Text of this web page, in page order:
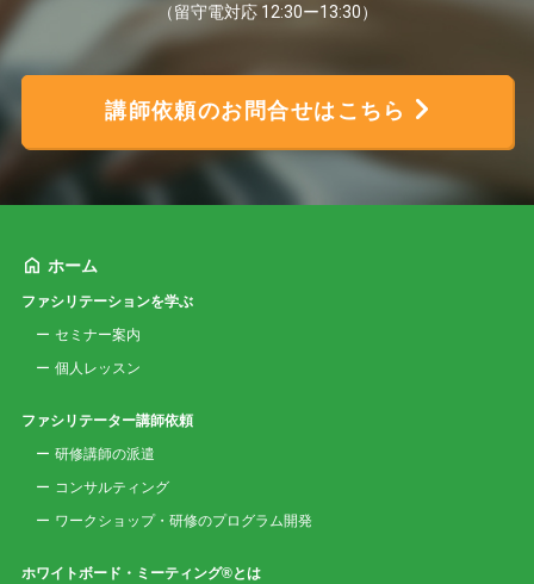
（留守電対応 12:30ー13:30）
講師依頼のお問合せはこちら
ホーム
ファシリテーションを学ぶ
セミナー案内
個人レッスン
ファシリテーター講師依頼
研修講師の派遣
コンサルティング
ワークショップ・研修のプログラム開発
ホワイトボード・ミーティング®とは